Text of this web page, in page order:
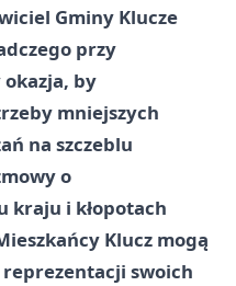
Gminy Klucze
przy
by
mniejszych
na szczeblu
o
kraju i kłopotach
Klucz mogą
swoich